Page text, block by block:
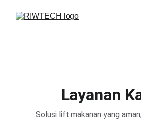
Layanan
Solusi lift makanan yang